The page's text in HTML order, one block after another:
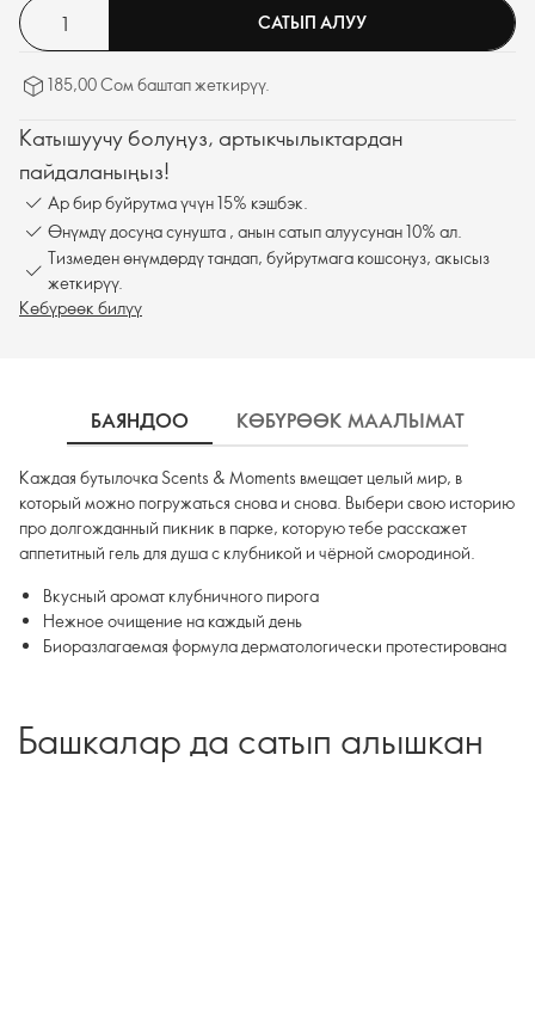
САТЫП АЛУУ
185,00 Сом баштап жеткирүү.
Катышуучу болуңуз, артыкчылыктардан
пайдаланыңыз!
Ар бир буйрутма үчүн 15% кэшбэк.
Өнүмдү досуңа сунушта , анын сатып алуусунан 10% ал.
Тизмеден өнүмдөрдү тандап, буйрутмага кошсоңуз, акысыз
жеткирүү.
Көбүрөөк билүү
БАЯНДОО КӨБҮРӨӨК МААЛЫМАТ
Каждая бутылочка Scents & Moments вмещает целый мир, в
который можно погружаться снова и снова. Выбери свою историю
про долгожданный пикник в парке, которую тебе расскажет
аппетитный гель для душа с клубникой и чёрной смородиной.
Вкусный аромат клубничного пирога
Нежное очищение на каждый день
Биоразлагаемая формула дерматологически протестирована
Башкалар да сатып алышкан